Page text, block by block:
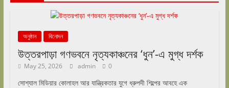
অনুষ্ঠান বিনোদন
উত্তরপাড়া গণভবনে নৃত্যকাঞ্চনের ‘ধুন’-এ মুগ্ধ দর্শক
May 25, 2026 admin 0
সোশ্যাল মিডিয়ার কোলাহল আর যান্ত্রিকতার যুগে ধ্রুপদী শিল্পের আবহে এক